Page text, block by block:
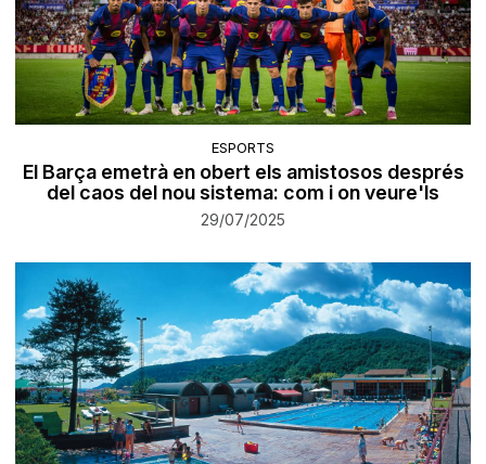
ESPORTS
El Barça emetrà en obert els amistosos després
del caos del nou sistema: com i on veure'ls
29/07/2025